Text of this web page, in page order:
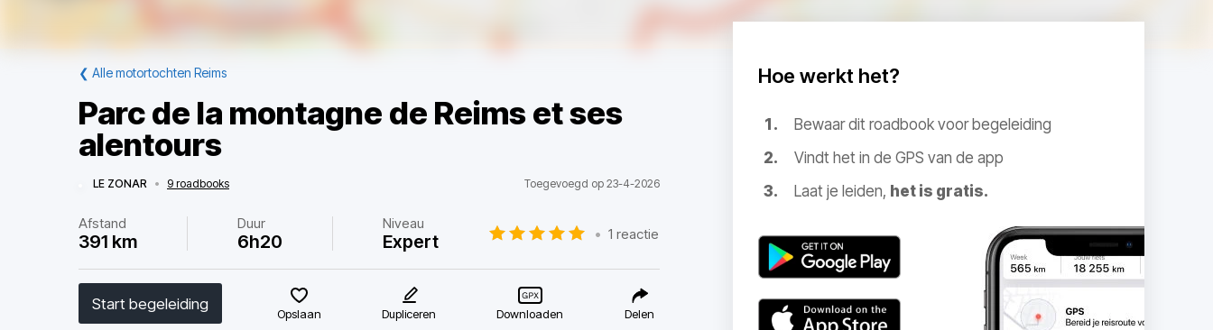
❮ Alle motortochten Reims
Parc de la montagne de Reims et ses
alentours
LE ZONAR • 9 roadbooks Toegevoegd op 23-4-2026
Afstand
391 km
Duur
6h20
Niveau
Expert • 1 reactie
Start begeleiding
Opslaan Dupliceren Downloaden Delen
Hoe werkt het?
Bewaar dit roadbook voor begeleiding
Vindt het in de GPS van de app
Laat je leiden, het is gratis.